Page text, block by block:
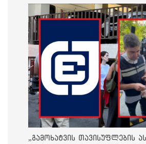
„გამოხატვის თავისუფლების